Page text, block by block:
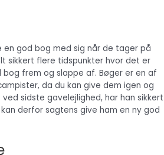
en god bog med sig når de tager på
sikkert flere tidspunkter hvor det er
frem og slappe af. Bøger er en af
da du kan give dem igen og
sidste gavelejlighed, har han sikkert
derfor sagtens give ham en ny god